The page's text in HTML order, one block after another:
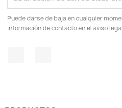
Puede darse de baja en cualquier
información de contacto en el aviso